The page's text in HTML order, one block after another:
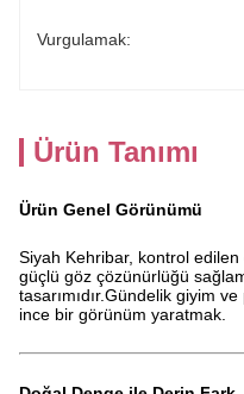
Vurgulamak:
Ürün Tanımı
Ürün Genel Görünümü
Siyah Kehribar, kontrol
güçlü göz çözünürlüğü
tasarımıdır.Gündelik giyim
ince bir görünüm yaratmak.